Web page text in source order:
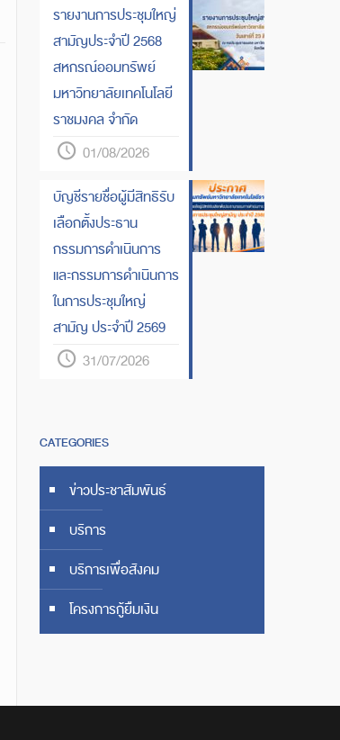
รายงานการประชุมใหญ่
สามัญประจำปี 2568
สหกรณ์ออมทรัพย์
มหาวิทยาลัยเทคโนโลยี
ราชมงคล จำกัด
01/08/2026
บัญชีรายชื่อผู้มีสิทธิรับ
เลือกตั้งประธาน
กรรมการดำเนินการ
และกรรมการดำเนินการ
ในการประชุมใหญ่
สามัญ ประจำปี 2569
31/07/2026
CATEGORIES
ข่าวประชาสัมพันธ์
บริการ
บริการเพื่อสังคม
โครงการกู้ยืมเงิน